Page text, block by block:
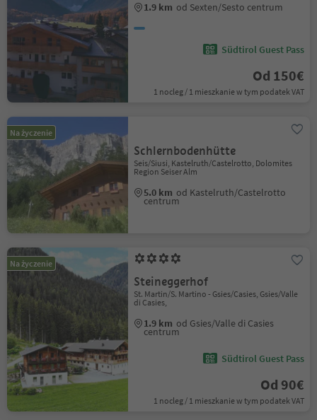
1.9 km od Sexten/Sesto centrum
Südtirol Guest Pass
Od 150€
1 nocleg / 1 mieszkanie w tym podatek VAT
Na życzenie
Schlernbodenhütte
Seis/Siusi, Kastelruth/Castelrotto, Dolomites
Region Seiser Alm
5.0 km od Kastelruth/Castelrotto
centrum
Na życzenie
Steineggerhof
St. Martin/S. Martino - Gsies/Casies, Gsies/Valle
di Casies,
1.9 km od Gsies/Valle di Casies
centrum
Südtirol Guest Pass
Od 90€
1 nocleg / 1 mieszkanie w tym podatek VAT